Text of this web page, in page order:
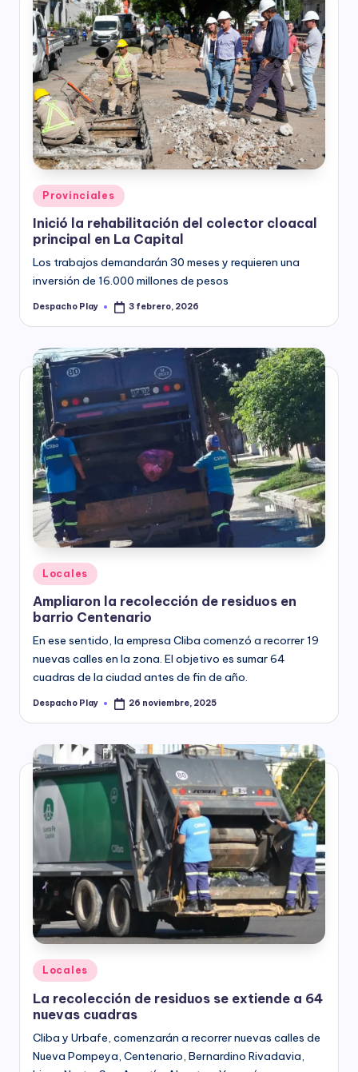
Posted
in
Provinciales
Inició la rehabilitación del colector cloacal
principal en La Capital
Los trabajos demandarán 30 meses y requieren una
inversión de 16.000 millones de pesos
Posted
Despacho Play 3 febrero, 2026
Posted
in
Locales
Ampliaron la recolección de residuos en
barrio Centenario
En ese sentido, la empresa Cliba comenzó a recorrer 19
nuevas calles en la zona. El objetivo es sumar 64
cuadras de la ciudad antes de fin de año.
Posted
Despacho Play 26 noviembre, 2025
Posted
in
Locales
La recolección de residuos se extiende a 64
nuevas cuadras
Cliba y Urbafe, comenzarán a recorrer nuevas calles de
Nueva Pompeya, Centenario, Bernardino Rivadavia,